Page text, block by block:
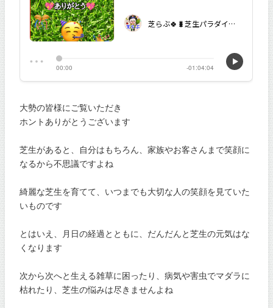
大勢の皆様にご覧いただき
ホントありがとうございます
芝生があると、自分はもちろん、家族やお客さんまで笑顔に
なるから不思議ですよね
綺麗な芝生を育てて、いつまでも大切な人の笑顔を見ていた
いものです
とはいえ、月日の経過とともに、だんだんと芝生の元気はな
くなります
次から次へと生える雑草に困ったり、病気や害虫でマダラに
枯れたり、芝生の悩みは尽きませんよね